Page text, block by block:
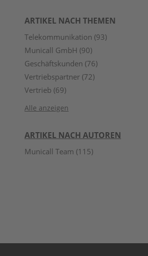
ARTIKEL NACH THEMEN
Telekommunikation (93)
Municall GmbH (90)
Geschäftskunden (76)
Vertriebspartner (72)
Vertrieb (69)
Alle anzeigen
ARTIKEL NACH AUTOREN
Municall Team (115)